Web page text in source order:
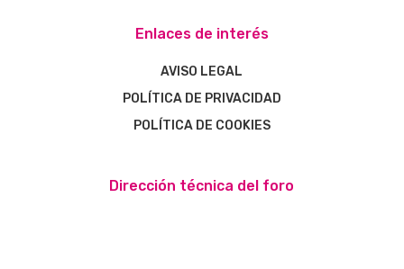
Enlaces de interés
AVISO LEGAL
POLÍTICA DE PRIVACIDAD
POLÍTICA DE COOKIES
Dirección técnica del foro